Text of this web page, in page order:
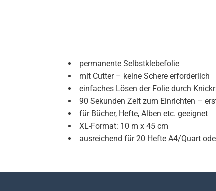
permanente Selbstklebefolie
mit Cutter – keine Schere erforderlich
einfaches Lösen der Folie durch
90 Sekunden Zeit zum Einrichten –
für Bücher, Hefte, Alben etc. geeignet
XL-Format: 10 m x 45 cm
ausreichend für 20 Hefte A4/Quart